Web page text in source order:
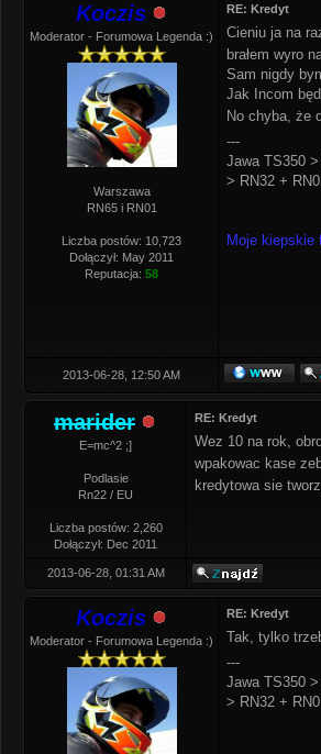
Koczis
Moderator - Forumowa Legenda :)
Warszawa
RN65 i RN01
Liczba postów: 10,723
Dołączył: May 2011
Reputacja: 58
RE: Kredyt
Cieniu ja na
brałem wyro
Sam nigdy
Jak Incom
No chyba, że
---
Jawa TS350
> RN32 +
Moje kiepskie
2013-06-28, 12:50 AM
marider
E=mc^2 ;]
Podlasie
Rn22 / EU
Liczba postów: 2,260
Dołączył: Dec 2011
RE: Kredyt
Wez 10 na rok,
wpakowac kase
kredytowa sie
2013-06-28, 01:31 AM
Koczis
Moderator - Forumowa Legenda :)
RE: Kredyt
Tak, tylko
---
Jawa TS350
> RN32 +